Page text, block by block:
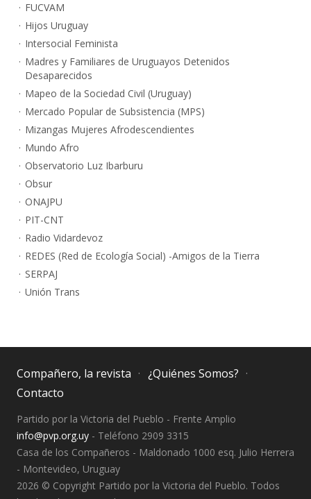
FUCVAM
Hijos Uruguay
Intersocial Feminista
Madres y Familiares de Uruguayos Detenidos
Desaparecidos
Mapeo de la Sociedad Civil (Uruguay)
Mercado Popular de Subsistencia (MPS)
Mizangas Mujeres Afrodescendientes
Mundo Afro
Observatorio Luz Ibarburu
Obsur
ONAJPU
PIT-CNT
Radio Vidardevoz
REDES (Red de Ecología Social) -Amigos de la Tierra
SERPAJ
Unión Trans
Compañero, la revista
¿Quiénes Somos?
Contacto
Partido por la Victoria del Pueblo - Frente Amplio
info@pvp.org.uy - Teléfono 2909 3315
Casa de los Compañeros - Maldonado 1000 esq. Julio Herrera
- Montevideo, Uruguay
2026 © Copyright Partido por la Victoria del Pueblo. Todos